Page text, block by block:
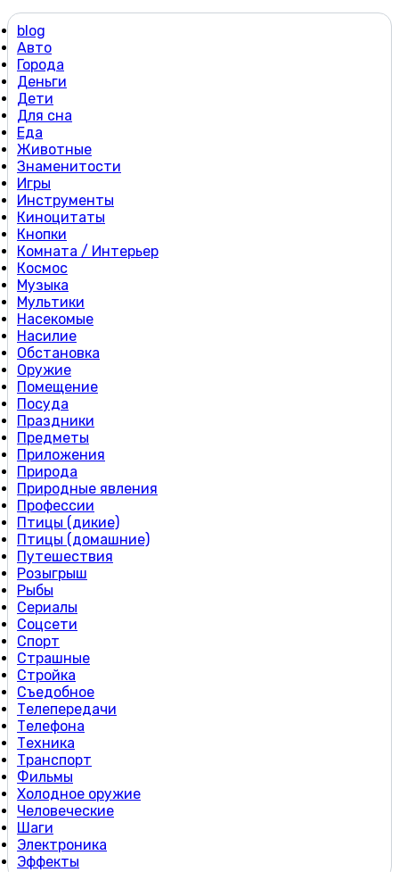
blog
Авто
Города
Деньги
Дети
Для сна
Еда
Животные
Знаменитости
Игры
Инструменты
Киноцитаты
Кнопки
Комната / Интерьер
Космос
Музыка
Мультики
Насекомые
Насилие
Обстановка
Оружие
Помещение
Посуда
Праздники
Предметы
Приложения
Природа
Природные явления
Профессии
Птицы (дикие)
Птицы (домашние)
Путешествия
Розыгрыш
Рыбы
Сериалы
Соцсети
Спорт
Страшные
Стройка
Съедобное
Телепередачи
Телефона
Техника
Транспорт
Фильмы
Холодное оружие
Человеческие
Шаги
Электроника
Эффекты